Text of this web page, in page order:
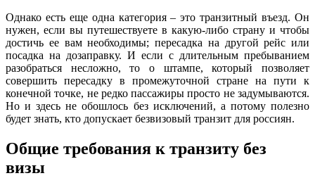
Однако есть еще одна категория – это транзитный въезд. Он
нужен, если вы путешествуете в какую-либо страну и чтобы
достичь ее вам необходимы; пересадка на другой рейс или
посадка на дозаправку. И если с длительным пребыванием
разобраться несложно, то о штампе, который позволяет
совершить пересадку в промежуточной стране на пути к
конечной точке, не редко пассажиры просто не задумываются.
Но и здесь не обошлось без исключений, а потому полезно
будет знать, кто допускает безвизовый транзит для россиян.
Общие требования к транзиту без
визы